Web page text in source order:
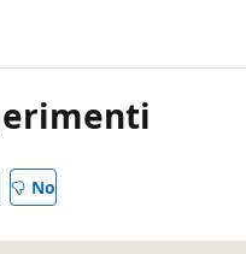
No